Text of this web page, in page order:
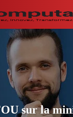
sur la